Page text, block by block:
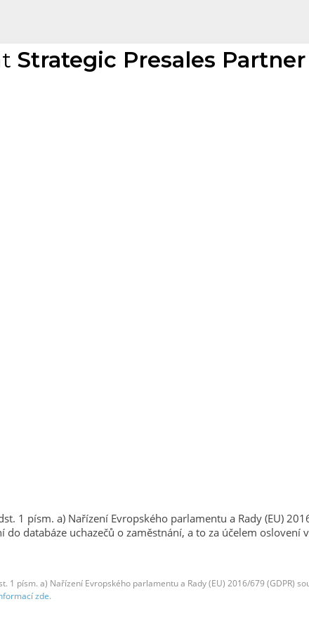
Strategic Presales
1 písm. a) Nařízení Evropského parlamentu a Rady (EU)
databáze uchazečů o zaměstnání, a to za účelem
písm. a) Nařízení Evropského parlamentu a Rady (EU) 2016/679 (GDPR)
zde.